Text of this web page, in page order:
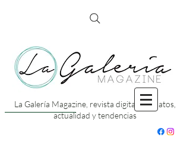
La Galería Magazine, revista digital con datos,
actualidad y tendencias